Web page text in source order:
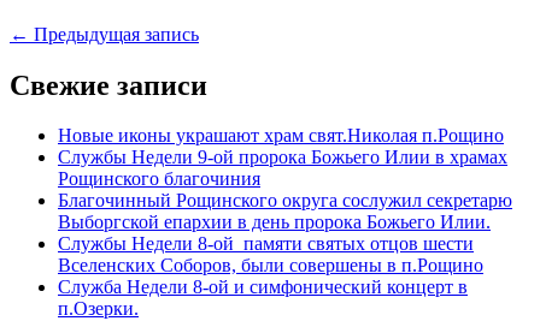
← Предыдущая запись
Свежие записи
Новые иконы украшают храм свят.Николая п.Рощино
Службы Недели 9-ой пророка Божьего Илии в храмах
Рощинского благочиния
Благочинный Рощинского округа сослужил секретарю
Выборгской епархии в день пророка Божьего Илии.
Службы Недели 8-ой памяти святых отцов шести
Вселенских Соборов, были совершены в п.Рощино
Служба Недели 8-ой и симфонический концерт в
п.Озерки.